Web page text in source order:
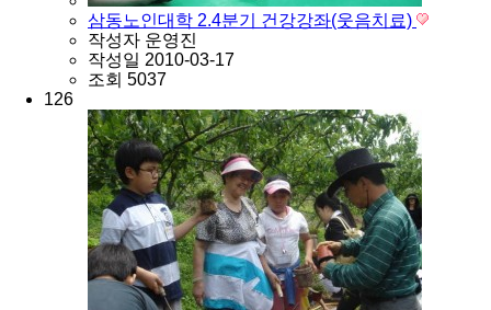
삼동노인대학 2.4분기 건강강좌(웃음치료)
작성자 운영진
작성일 2010-03-17
조회 5037
126